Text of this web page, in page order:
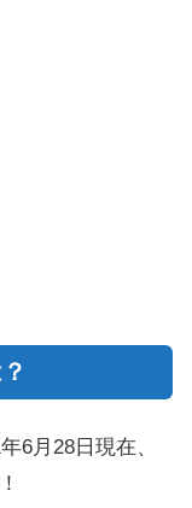
6月28日現在、